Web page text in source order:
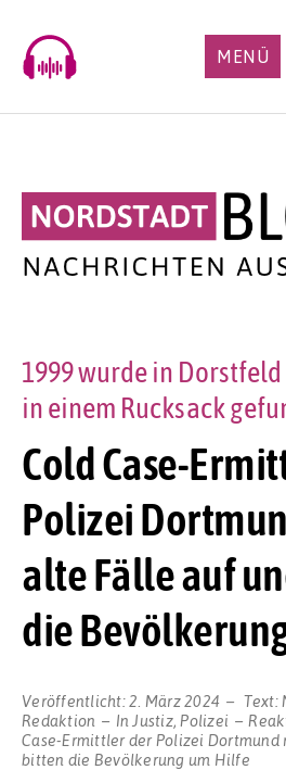
content
MENÜ
Cold Case-
Polizei
alte Fälle auf
die
1999 wurde in
in einem Rucksack
Veröffentlicht:2. März 2024 Text:
Redaktion
In Justiz,Polizei
Case-Ermittler der Polizei
bitten die Bevölkerung um Hilfe